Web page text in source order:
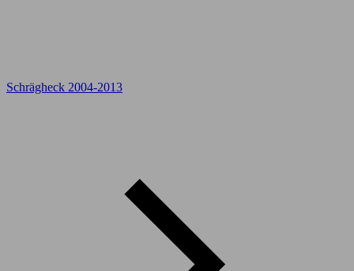
Schrägheck 2004-2013